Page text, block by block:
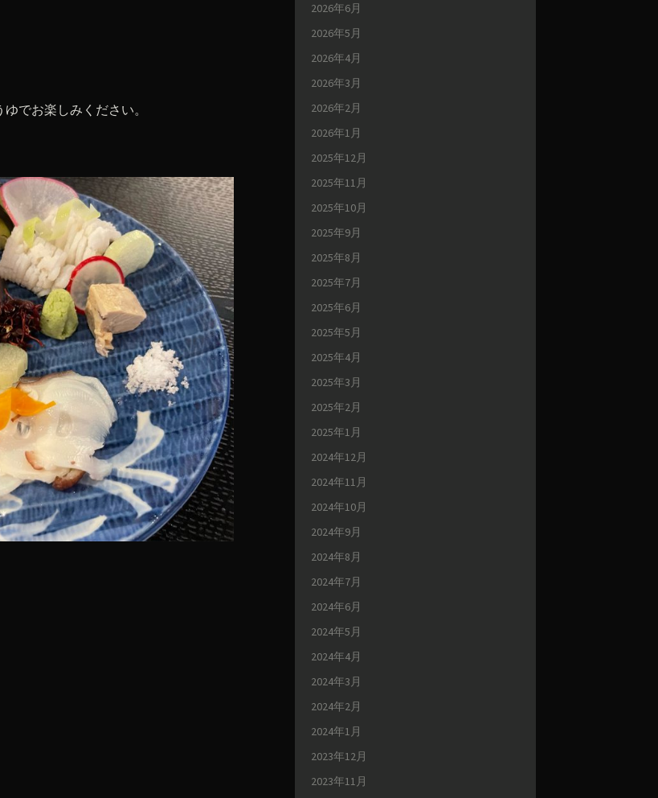
でお楽しみください。
2026年6月
2026年5月
2026年4月
2026年3月
2026年2月
2026年1月
2025年12月
2025年11月
2025年10月
2025年9月
2025年8月
2025年7月
2025年6月
2025年5月
2025年4月
2025年3月
2025年2月
2025年1月
2024年12月
2024年11月
2024年10月
2024年9月
2024年8月
2024年7月
2024年6月
2024年5月
2024年4月
2024年3月
2024年2月
2024年1月
2023年12月
2023年11月